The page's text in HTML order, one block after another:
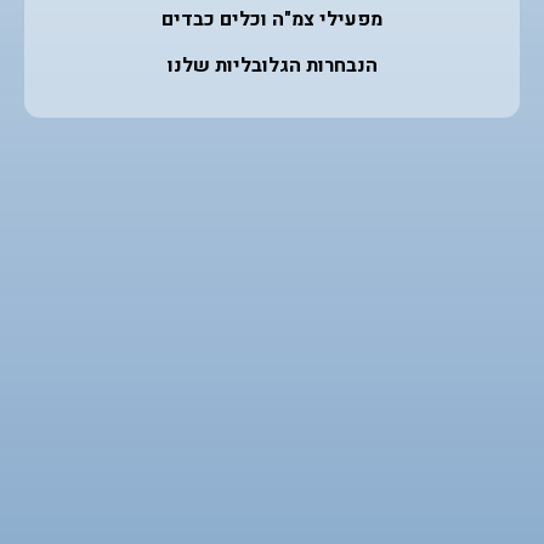
מפעילי צמ"ה וכלים כבדים
הנבחרות הגלובליות שלנו